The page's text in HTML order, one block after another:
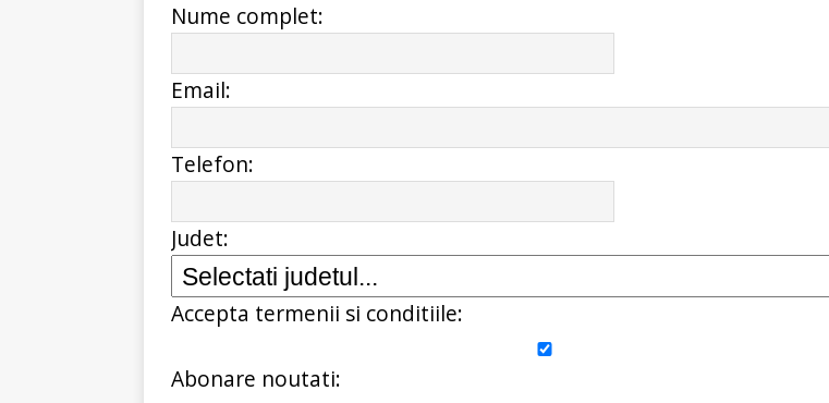
Nume complet:
Email:
Telefon:
Judet:
Accepta termenii si conditiile:
Abonare noutati: